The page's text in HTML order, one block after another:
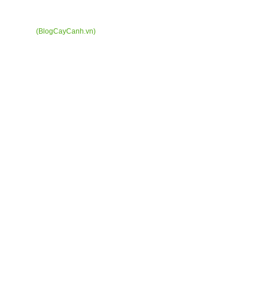
(BlogCayCanh.vn)